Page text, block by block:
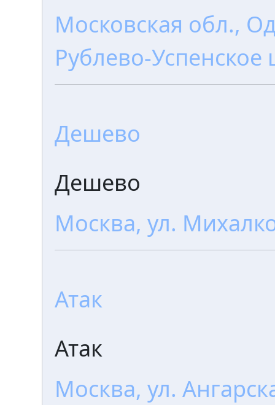
Московская обл.,
Рублево-Успенское
Дешево
Дешево
Москва, ул.
Атак
Атак
Москва, ул.